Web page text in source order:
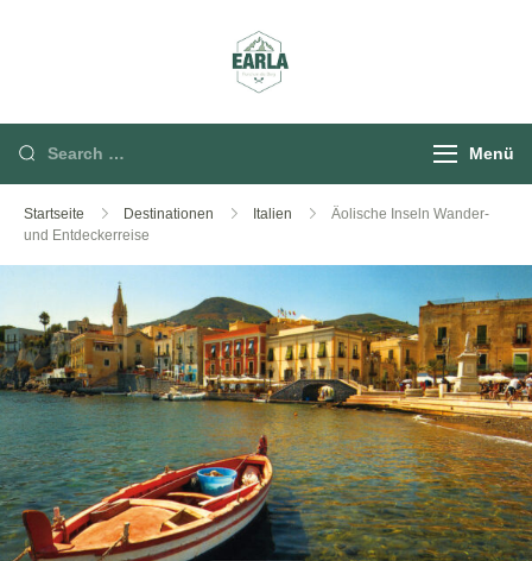
Menü
Startseite Destinationen Italien
Äolische Inseln Wander-
und Entdeckerreise